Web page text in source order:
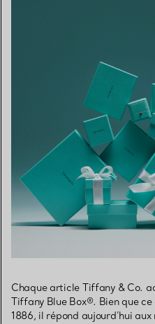
Chaque article Tiffany & Co.
Tiffany Blue Box®. Bien que
1886, il répond aujourd’hui